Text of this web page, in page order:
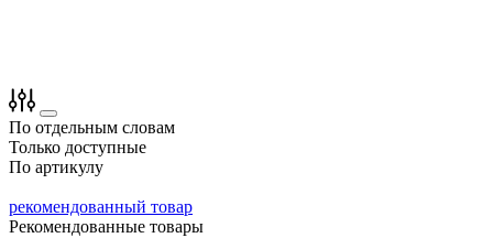
По отдельным словам
Только доступные
По артикулу
рекомендованный товар
Рекомендованные товары